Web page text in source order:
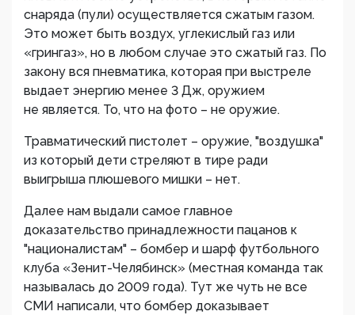
снаряда (пули) осуществляется сжатым газом.
Это может быть воздух, углекислый газ или
«грингаз», но в любом случае это сжатый газ. По
закону вся пневматика, которая при выстреле
выдает энергию менее 3 Дж, оружием
не является. То, что на фото – не оружие.
Травматический пистолет – оружие, "воздушка"
из который дети стреляют в тире ради
выигрыша плюшевого мишки – нет.
Далее нам выдали самое главное
доказательство принадлежности пацанов к
"националистам" – бомбер и шарф футбольного
клуба «Зенит-Челябинск» (местная команда так
называлась до 2009 года). Тут же чуть не все
СМИ написали, что бомбер доказывает